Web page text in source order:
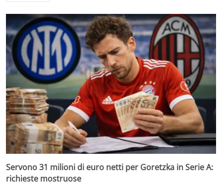
Servono 31 milioni di euro netti per Goretzka in Serie A:
richieste mostruose